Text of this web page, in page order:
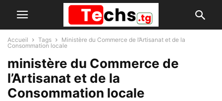
Accueil Tags
Ministère du Commerce de l’Artisanat et de la
Consommation locale
ministère du Commerce de
l’Artisanat et de la
Consommation locale